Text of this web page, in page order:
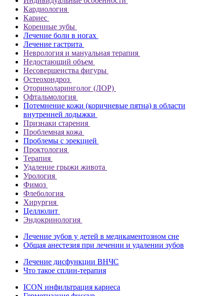
Кардиология
Кариес
Коренные зубы
Лечение боли в ногах
Лечение гастрита
Неврология и мануальная терапия
Недостающий объем
Несовершенства фигуры
Остеохондроз
Оториноларинголог (ЛОР)
Офтальмология
Потемнение кожи (коричневые пятна) в области
внутренней лодыжки
Признаки старения
Проблемная кожа
Проблемы с эрекцией
Проктология
Терапия
Удаление грыжи живота
Урология
Фимоз
Флебология
Хирургия
Целлюлит
Эндокринология
Лечение зубов у детей в медикаментозном сне
Общая анестезия при лечении и удалении зубов
Лечение дисфункции ВНЧС
Что такое сплин-терапия
ICON инфильтрация кариеса